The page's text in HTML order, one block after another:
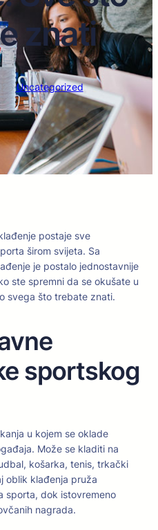
znati
·Uncategorized
postaje sve
širom svijeta. Sa
je postalo jednostavnije
ste spremni da se okušate u
svega što trebate znati.
sportskog
u kojem se oklade
Može se kladiti na
košarka, tenis, trkački
oblik klađenja pruža
sporta, dok istovremeno
nagrada.